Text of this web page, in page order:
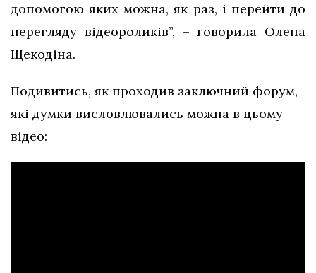
допомогою яких можна, як раз, і перейти до
перегляду відеороликів”, – говорила Олена
Щекодіна.
Подивитись, як проходив заключний форум,
які думки висловлювались можна в цьому
відео: